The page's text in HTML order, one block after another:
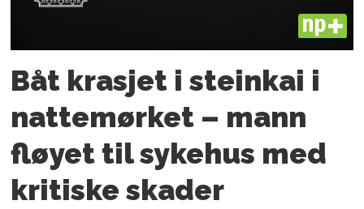
PLUS
Båt krasjet i steinkai i
nattemørket – mann
fløyet til sykehus med
kritiske skader